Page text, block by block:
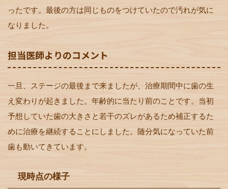
ったです。最後の方は同じものをつけていたので汚れが気に
なりました。
担当医師よりのコメント
一旦、ステージの最後まで来ましたが、治療期間中に歯の生
え変わりが起きました。年齢的に当たり前のことです。当初
予想していた歯の大きさと若干のズレがあるため補正するた
めに治療を継続することにしました。随分気になっていた前
歯も動いてきています。
現時点の様子